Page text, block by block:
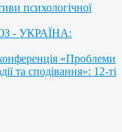
психологічної
- УКРАЇНА:
«Проблеми
та сподівання»: 12-ті